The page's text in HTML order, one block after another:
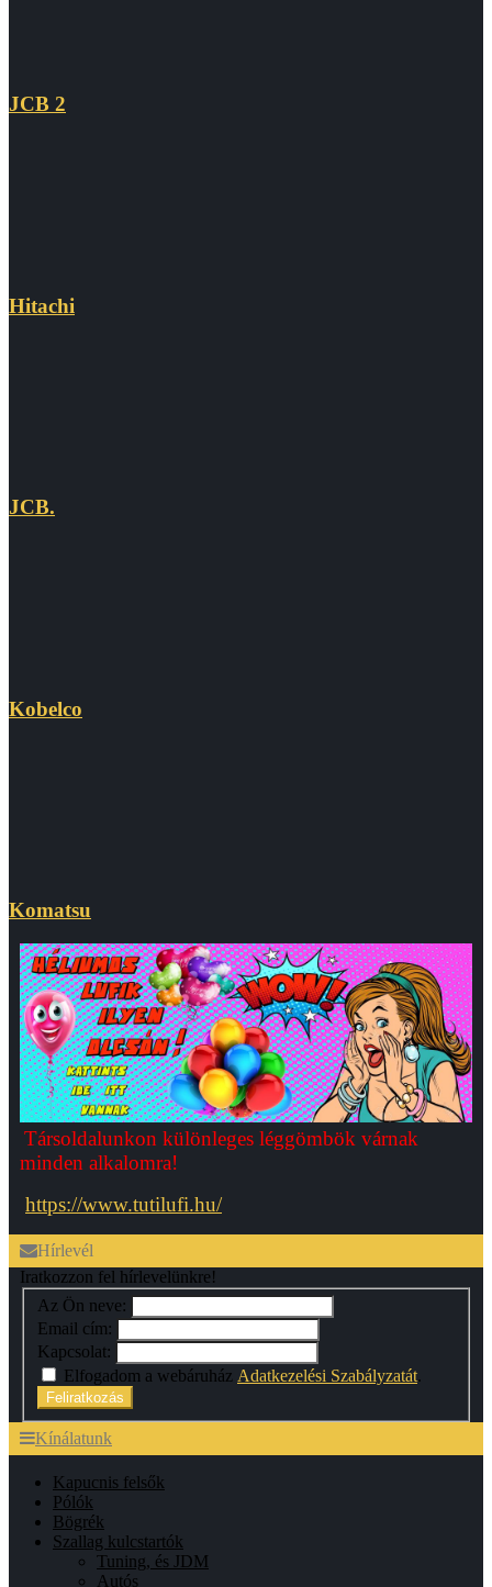
JCB 2
Hitachi
JCB.
Kobelco
Komatsu
Társoldalunkon különleges léggömbök várnak
minden alkalomra!
https://www.tutilufi.hu/
Hírlevél
Iratkozzon fel hírlevelünkre!
Az Ön neve:
Email cím:
Kapcsolat:
Elfogadom a webáruház Adatkezelési Szabályzatát.
Feliratkozás
Kínálatunk
Kapucnis felsők
Pólók
Bögrék
Szallag kulcstartók
Tuning, és JDM
Autós